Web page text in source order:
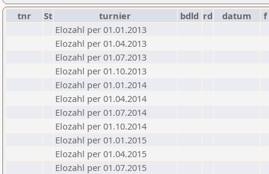
tnr St turnier bdld rd datum
f
Elozahl per 01.01.2013
Elozahl per 01.04.2013
Elozahl per 01.07.2013
Elozahl per 01.10.2013
Elozahl per 01.01.2014
Elozahl per 01.04.2014
Elozahl per 01.07.2014
Elozahl per 01.10.2014
Elozahl per 01.01.2015
Elozahl per 01.04.2015
Elozahl per 01.07.2015